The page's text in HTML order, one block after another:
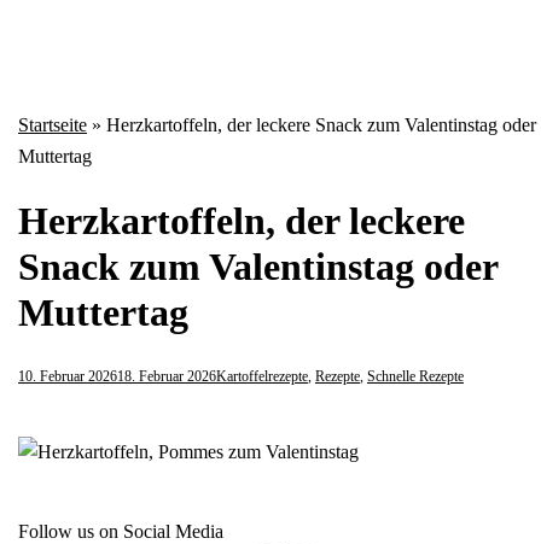
Startseite » Herzkartoffeln, der leckere Snack zum Valentinstag oder
Muttertag
Herzkartoffeln, der leckere
Snack zum Valentinstag oder
Muttertag
10. Februar 202618. Februar 2026Kartoffelrezepte, Rezepte, Schnelle Rezepte
Follow us on Social Media